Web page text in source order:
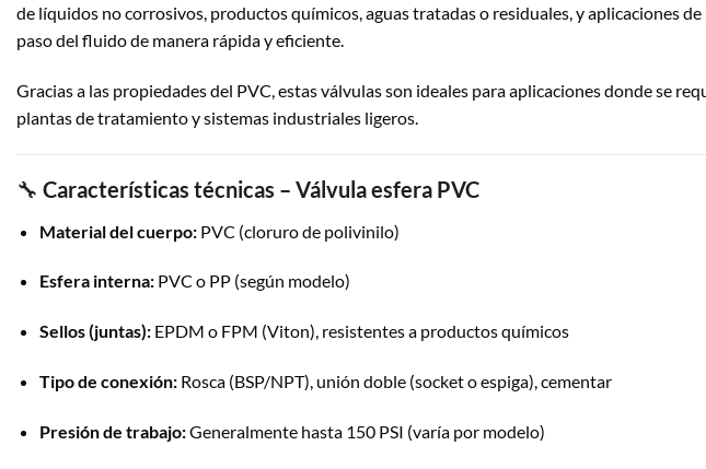
de líquidos no corrosivos, productos químicos, aguas tratadas o residuales, y aplicaciones
paso del fluido de manera rápida y eficiente.
Gracias a las propiedades del PVC, estas válvulas son ideales para aplicaciones donde se
plantas de tratamiento y sistemas industriales ligeros.
🔧 Características técnicas – Válvula esfera PVC
Material del cuerpo:PVC (cloruro de polivinilo)
Esfera interna:PVC o PP (según modelo)
Sellos (juntas):EPDM o FPM (Viton), resistentes a productos químicos
Tipo de conexión:Rosca (BSP/NPT), unión doble (socket o espiga), cementar
Presión de trabajo:Generalmente hasta 150 PSI (varía por modelo)